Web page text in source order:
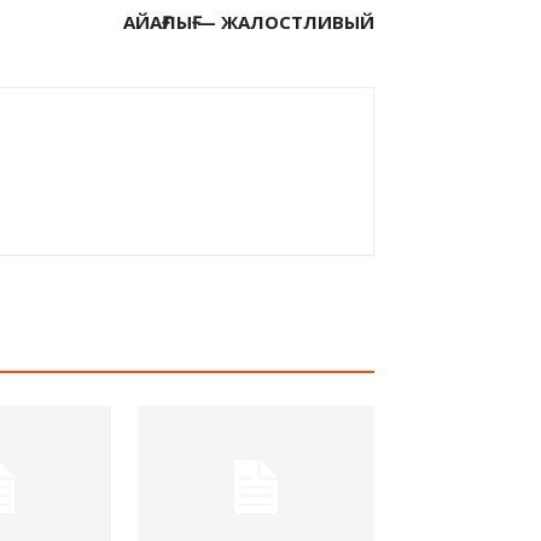
АЙАҒЛЫҒ — ЖАЛОСТЛИВЫЙ